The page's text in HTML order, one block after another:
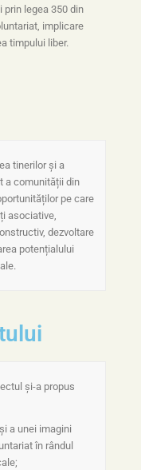
legea 350 din
implicare
timpului liber.
tinerilor și a
a comunității din
pe care
asociative,
dezvoltare
potențialului
și-a propus
a unei imagini
în rândul